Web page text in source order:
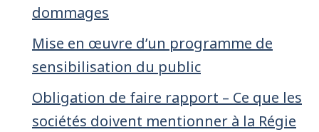
dommages
Mise en œuvre d’un programme de
sensibilisation du public
Obligation de faire rapport – Ce que les
sociétés doivent mentionner à la Régie